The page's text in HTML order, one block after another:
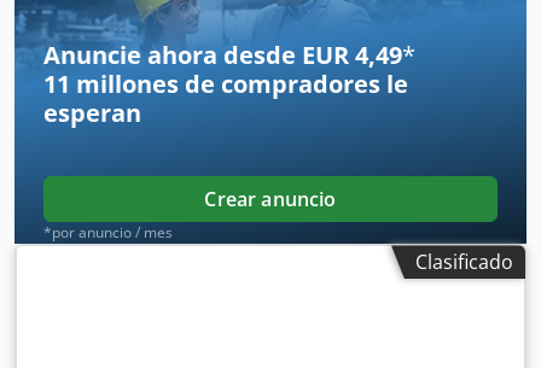
tamaño del neumático trasero:16x6-8 non marking
total:3.290 kg , 5174830 Número de serie: OBA05-000013
Especificaciones de la batería: 51,2 V, 277 Ah Credpfxozfd
Dzs Afpsf
Anuncie ahora desde EUR 4,49*
11 millones de compradores le
esperan
Crear anuncio
*por anuncio / mes
Clasificado